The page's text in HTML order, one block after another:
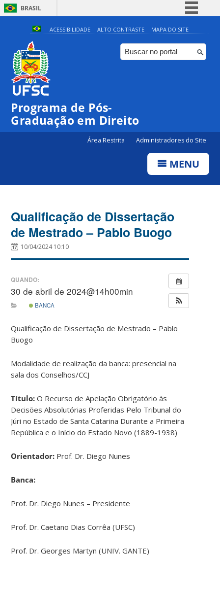
BRASIL
Simplifique!
Comunica BR
Participe
ACESSIBILIDADE ALTO CONTRASTE MAPA DO SITE
Programa de Pós-
Graduação em Direito
Área Restrita Administradores do Site
MENU
Qualificação de Dissertação
de Mestrado – Pablo Buogo
10/04/2024 10:10
QUANDO:
30 de abril de 2024@14h00min
BANCA
Qualificação de Dissertação de Mestrado – Pablo
Buogo
Modalidade de realização da banca: presencial na
sala dos Conselhos/CCJ
Título:O Recurso de Apelação Obrigatório às
Decisões Absolutórias Proferidas Pelo Tribunal do
Júri no Estado de Santa Catarina Durante a Primeira
República e o Início do Estado Novo (1889-1938)
Orientador: Prof. Dr. Diego Nunes
Banca:
Prof. Dr. Diego Nunes – Presidente
Prof. Dr. Caetano Dias Corrêa (UFSC)
Prof. Dr. Georges Martyn (UNIV. GANTE)